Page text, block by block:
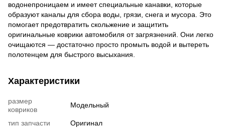
водонепроницаем и имеет специальные канавки, которые
образуют каналы для сбора воды, грязи, снега и мусора. Это
помогает предотвратить скольжение и защитить
оригинальные коврики автомобиля от загрязнений. Они легко
очищаются — достаточно просто промыть водой и вытереть
полотенцем для быстрого высыхания.
Характеристики
размер
ковриков
Модельный
тип запчасти
Оригинал